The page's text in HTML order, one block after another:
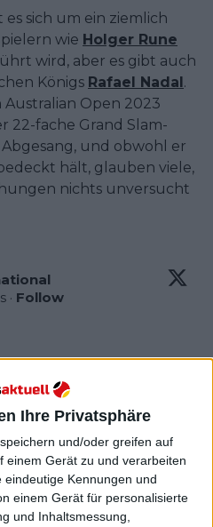
Ihre Privatsphäre
und/oder greifen auf
einem Gerät zu und verarbeiten
Kennungen und
einem Gerät für personalisierte
und Inhaltsmessung,
sich um ein ziemlich
wie Holger Rune
wird, aber es gibt auch
Königs Rafael Nadal.
Australian Open 2023
22-fache Grand Slam-
und obwohl er
hält, glauben viele,
nichts unversucht
· Follow